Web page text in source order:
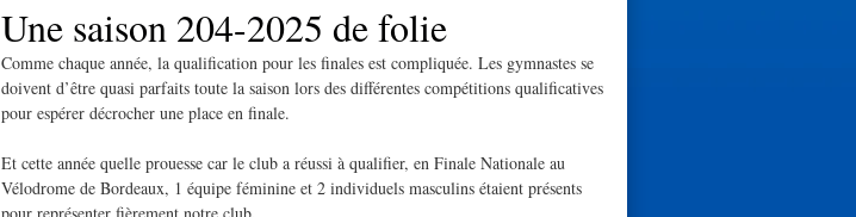
Une saison 204-2025 de folie
Comme chaque année, la qualification pour les finales est compliquée. Les gymnastes se
doivent d’être quasi parfaits toute la saison lors des différentes compétitions qualificatives
pour espérer décrocher une place en finale.
Et cette année quelle prouesse car le club a réussi à qualifier, en Finale Nationale au
Vélodrome de Bordeaux, 1 équipe féminine et 2 individuels masculins étaient présents